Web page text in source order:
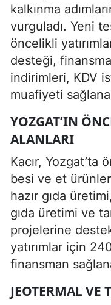
kalkınma
vurguladı. Yeni
öncelikli
desteği,
indirimleri, KDV
muafiyeti
YOZGAT’IN
ALANLARI
Kacır, Yozgat’ta
besi ve et
hazır gıda
gıda üretimi ve
projelerine
yatırımlar için
finansman
JEOTERMAL VE